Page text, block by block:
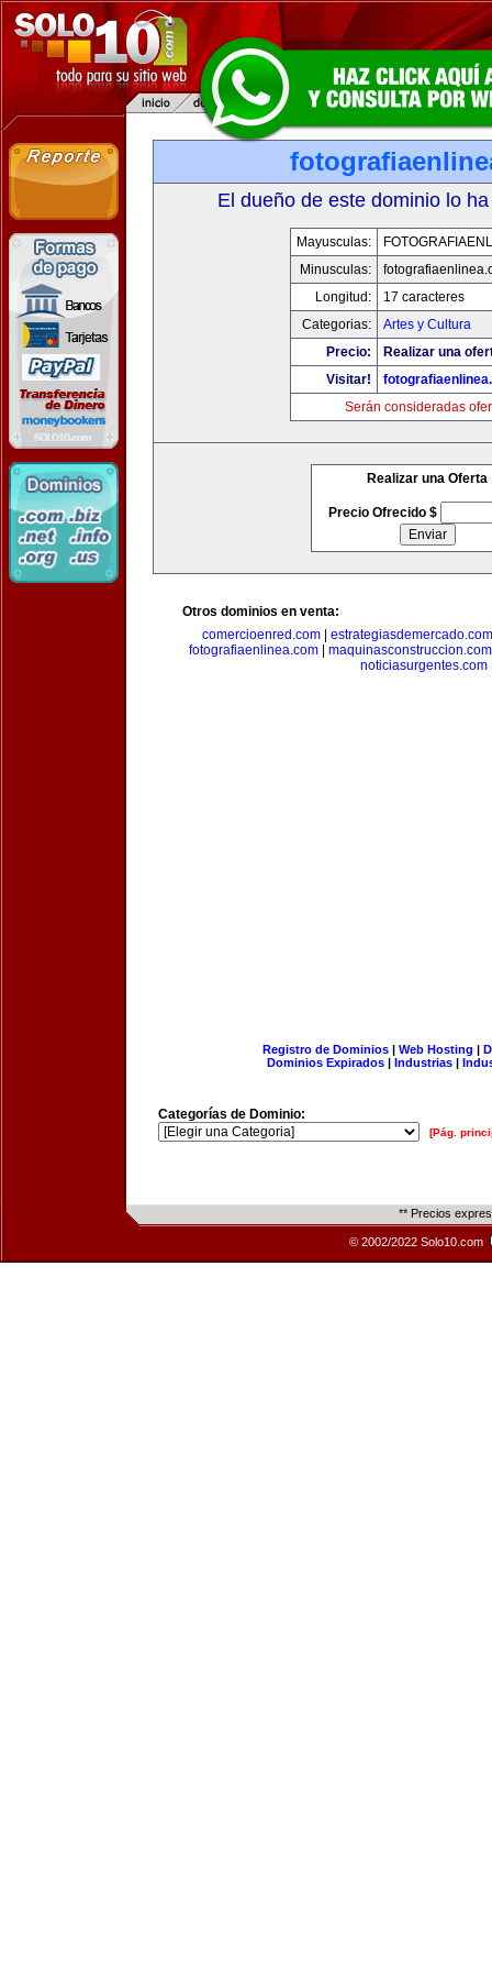
El dueño de este dominio lo
Mayusculas:
Minusculas:
Longitud:
17 caracteres
Categorias:
Artes y Cultura
Precio:
Realizar una
Visitar!
Serán consideradas
Realizar una Oferta
Precio Ofrecido $
Otros dominios en venta:
comercioenred.com| estrategiasdemercado.com
fotografiaenlinea.com
maquinasconstruccion.com
noticiasurgentes.com
Registro de Dominios| Web Hosting |
Dominios Expirados | Industrias |
Categorías de Dominio:
[Pág.
** Precios
© 2002/2022 Solo10.com